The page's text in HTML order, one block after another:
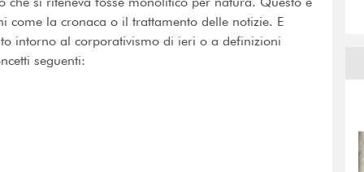
la cronaca o il trattamento delle notizie. E
intorno al corporativismo di ieri o a definizioni
seguenti: